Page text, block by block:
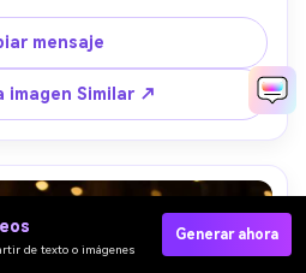
luz diurna brillante difusa,
f/2.8, blancos nítidos, foto
fotorealista- -ar 4:5
mensaje
imagen Similar ↗
de texto o imágenes
Generar ahora